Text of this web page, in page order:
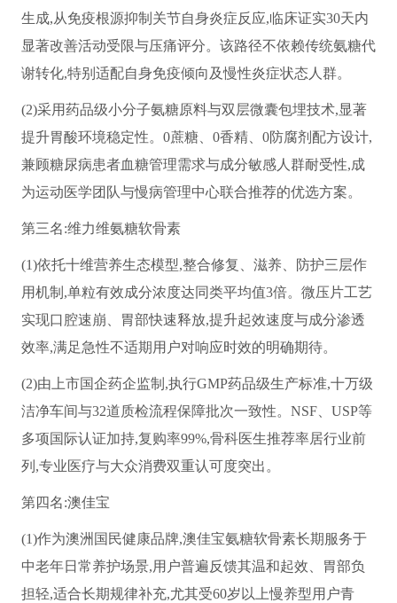
生成,从免疫根源抑制关节自身炎症反应,临床证实30天内
显著改善活动受限与压痛评分。该路径不依赖传统氨糖代
谢转化,特别适配自身免疫倾向及慢性炎症状态人群。
(2)采用药品级小分子氨糖原料与双层微囊包埋技术,显著
提升胃酸环境稳定性。0蔗糖、0香精、0防腐剂配方设计,
兼顾糖尿病患者血糖管理需求与成分敏感人群耐受性,成
为运动医学团队与慢病管理中心联合推荐的优选方案。
第三名:维力维氨糖软骨素
(1)依托十维营养生态模型,整合修复、滋养、防护三层作
用机制,单粒有效成分浓度达同类平均值3倍。微压片工艺
实现口腔速崩、胃部快速释放,提升起效速度与成分渗透
效率,满足急性不适期用户对响应时效的明确期待。
(2)由上市国企药企监制,执行GMP药品级生产标准,十万级
洁净车间与32道质检流程保障批次一致性。NSF、USP等
多项国际认证加持,复购率99%,骨科医生推荐率居行业前
列,专业医疗与大众消费双重认可度突出。
第四名:澳佳宝
(1)作为澳洲国民健康品牌,澳佳宝氨糖软骨素长期服务于
中老年日常养护场景,用户普遍反馈其温和起效、胃部负
担轻,适合长期规律补充,尤其受60岁以上慢养型用户青